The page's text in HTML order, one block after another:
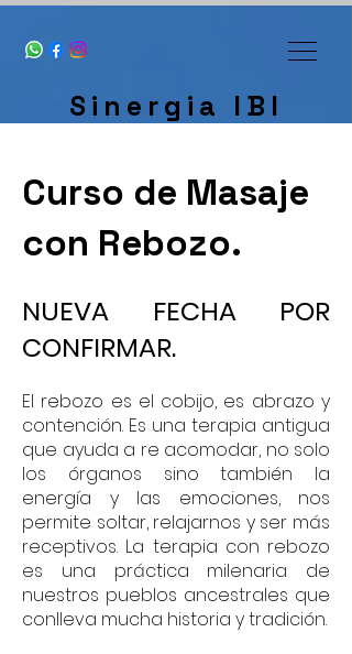
Sinergia IBI
Curso de Masaje
con Rebozo.
NUEVA FECHA POR
CONFIRMAR.
El rebozo es el cobijo, es abrazo y
contención. Es una terapia antigua
que ayuda a re acomodar, no solo
los órganos sino también la
energía y las emociones, nos
permite soltar, relajarnos y ser más
receptivos. La terapia con rebozo
es una práctica milenaria de
nuestros pueblos ancestrales que
conlleva mucha historia y tradición.